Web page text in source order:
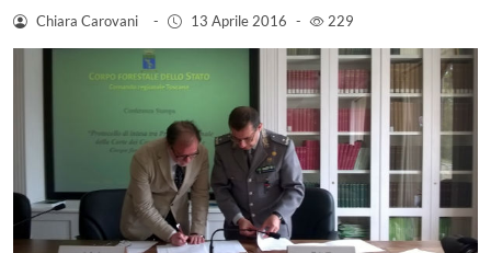
Chiara Carovani - 13 Aprile 2016 - 229